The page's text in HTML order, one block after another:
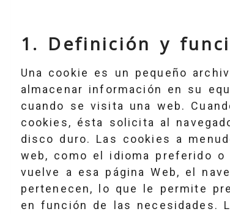
1. Definición y
Una cookie es un pequeño
almacenar información en su
cuando se visita una web.
cookies, ésta solicita al
disco duro. Las cookies a
web, como el idioma preferido
vuelve a esa página Web, el
pertenecen, lo que le permite
en función de las necesidades.